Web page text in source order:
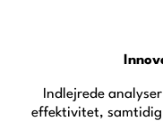
Indlejrede
effektivitet, samtidig